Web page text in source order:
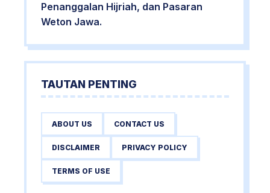
Penanggalan Hijriah, dan Pasaran
Weton Jawa.
TAUTAN PENTING
ABOUT US CONTACT US
DISCLAIMER PRIVACY POLICY
TERMS OF USE